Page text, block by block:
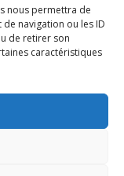
nous permettra de
navigation ou les ID
de retirer son
caractéristiques
des
cookies
Prix
aux